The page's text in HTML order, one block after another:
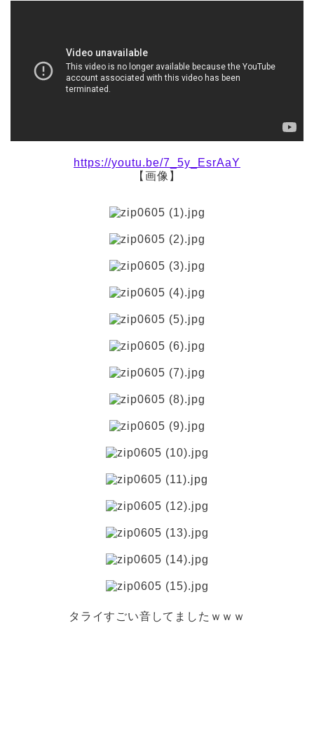
https://youtu.be/7_5y_EsrAaY
【画像】
タライすごい音してましたｗｗｗ